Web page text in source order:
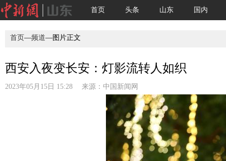
首页 头条 山东 国内
首页—频道—图片正文
西安入夜变长安：灯影流转人如织
2023年05月15日 15:28 来源： 中国新闻网